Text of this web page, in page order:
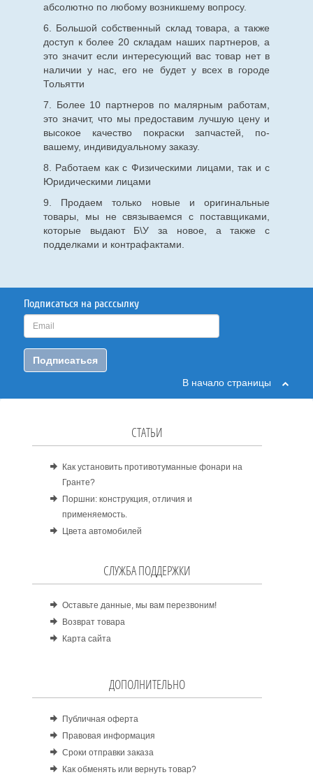
абсолютно по любому возникшему вопросу.
6. Большой собственный склад товара, а также
доступ к более 20 складам наших партнеров, а
это значит если интересующий вас товар нет в
наличии у нас, его не будет у всех в городе
Тольятти
7. Более 10 партнеров по малярным работам,
это значит, что мы предоставим лучшую цену и
высокое качество покраски запчастей, по-
вашему, индивидуальному заказу.
8. Работаем как с Физическими лицами, так и с
Юридическими лицами
9. Продаем только новые и оригинальные
товары, мы не связываемся с поставщиками,
которые выдают Б\У за новое, а также с
подделками и контрафактами.
Подписаться на расссылку
Подписаться
В начало страницы
СТАТЬИ
Как установить противотуманные фонари на
Гранте?
Поршни: конструкция, отличия и
применяемость.
Цвета автомобилей
СЛУЖБА ПОДДЕРЖКИ
Оставьте данные, мы вам перезвоним!
Возврат товара
Карта сайта
ДОПОЛНИТЕЛЬНО
Публичная оферта
Правовая информация
Сроки отправки заказа
Как обменять или вернуть товар?